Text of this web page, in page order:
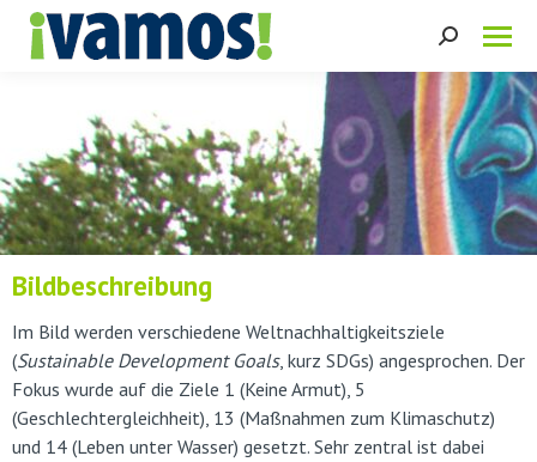
Search:
Bildbeschreibung
Im Bild werden verschiedene Weltnachhaltigkeitsziele
(Sustainable Development Goals, kurz SDGs) angesprochen. Der
Fokus wurde auf die Ziele 1 (Keine Armut), 5
(Geschlechtergleichheit), 13 (Maßnahmen zum Klimaschutz)
und 14 (Leben unter Wasser) gesetzt. Sehr zentral ist dabei